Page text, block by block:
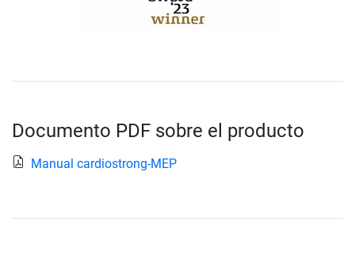
Documento PDF sobre el producto
Manual cardiostrong-MEP